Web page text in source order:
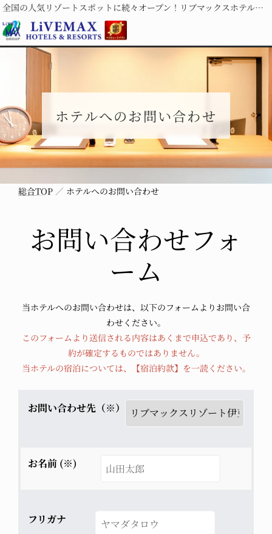
全国の人気リゾートスポットに続々オープン！リブマックスホテルズ＆リゾーツ
ホテルへのお問い合わせ
総合TOP ホテルへのお問い合わせ
お問い合わせフォ
ーム
当ホテルへのお問い合わせは、以下のフォームよりお問い合
わせください。
このフォームより送信される内容はあくまで申込であり、予
約が確定するものではありません。
当ホテルの宿泊については、
【宿泊約款】 を一読ください。
お問い合わせ先（※）
お名前 (※)
フリガナ